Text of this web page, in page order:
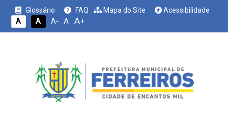
Glossário FAQ Mapa do Site
Acessibilidade
A
A A- A A+